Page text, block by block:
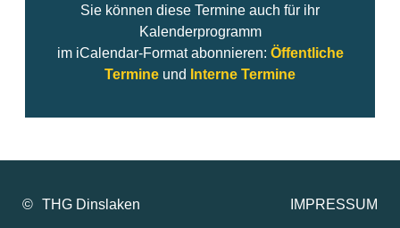
Sie können diese Termine auch für ihr
Kalenderprogramm
im iCalendar-Format abonnieren: Öffentliche
Termine und Interne Termine
© IMPRESSUM